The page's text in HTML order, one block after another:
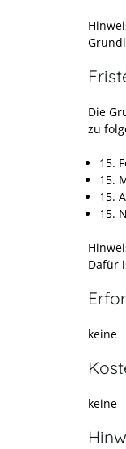
Die
zu
15.
15.
15.
15.
Dafür
keine
keine